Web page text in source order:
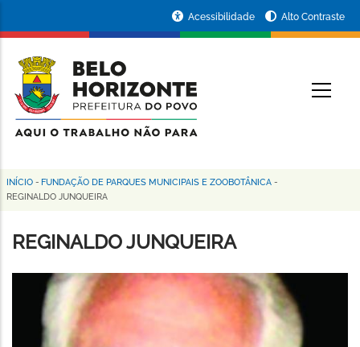
conteúdo
principal
da
Prefeitura
de
Horizonte
Acessibilidade Alto Contraste
Trilha
navegação
INÍCIO - FUNDAÇÃO DE PARQUES MUNICIPAIS E ZOOBOTÂNICA -
REGINALDO JUNQUEIRA
REGINALDO JUNQUEIRA